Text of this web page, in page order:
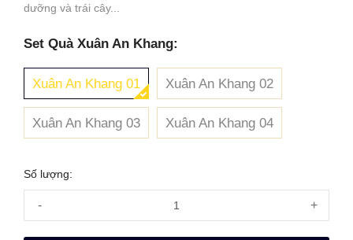
dưỡng và trái cây...
Set Quà Xuân An Khang:
Xuân An Khang 01 Xuân An Khang 02
Xuân An Khang 03 Xuân An Khang 04
Số lượng:
- +